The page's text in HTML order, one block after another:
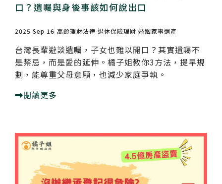
口？遺囑與身後事該如何說出口
2025 Sep 16 高齡理財法律 退休保險理財 婚姻家事遺產
台灣長輩避談遺囑，子女也難以開口？其實遺囑不
是禁忌，而是愛的延伸。橘子姐教你3方法，提早規
劃，能尊重父母意願，也減少家庭爭執。
閱讀更多